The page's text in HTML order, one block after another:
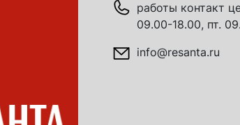
работы контакт
09.00-18.00, пт.
info@resanta.ru